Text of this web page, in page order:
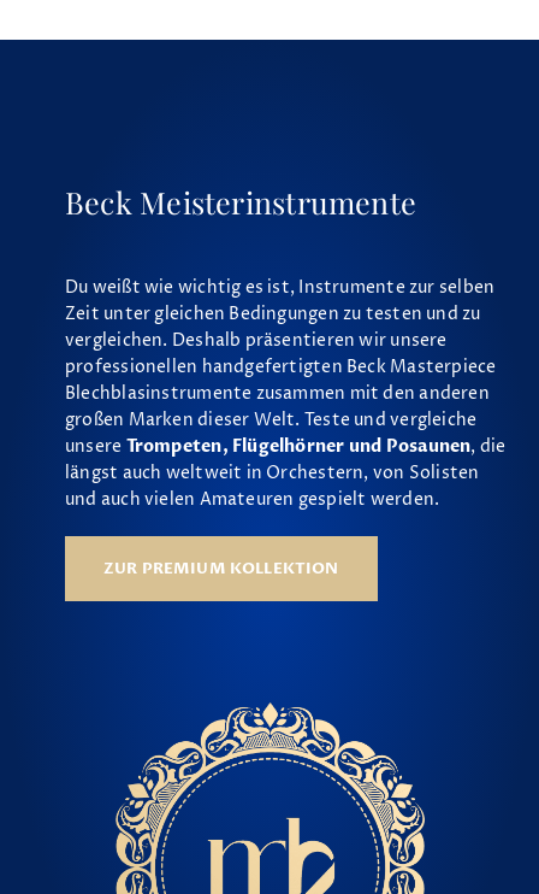
Beck Meisterinstrumente
Du weißt wie wichtig es ist, Instrumente zur selben
Zeit unter gleichen Bedingungen zu testen und zu
vergleichen. Deshalb präsentieren wir unsere
professionellen handgefertigten Beck Masterpiece
Blechblasinstrumente zusammen mit den anderen
großen Marken dieser Welt. Teste und vergleiche
unsere Trompeten, Flügelhörner und Posaunen, die
längst auch weltweit in Orchestern, von Solisten
und auch vielen Amateuren gespielt werden.
ZUR PREMIUM KOLLEKTION